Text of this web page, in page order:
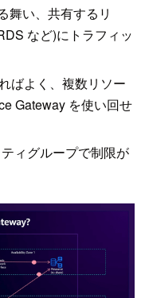
舞い、共有するリ
など)にトラフィッ
ばよく、複数リソー
Gateway を使い回せ
ィグループで制限が